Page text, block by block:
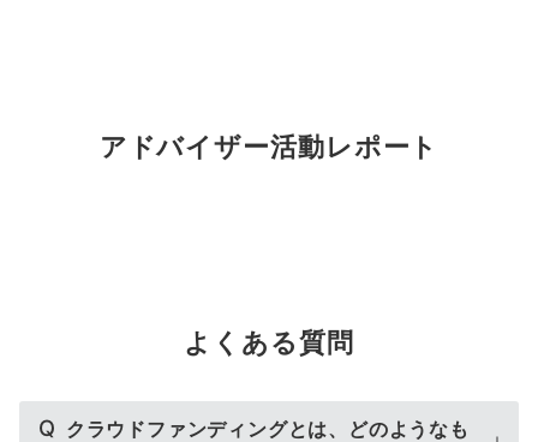
アドバイザー活動レポート
よくある質問
Q クラウドファンディングとは、どのようなも